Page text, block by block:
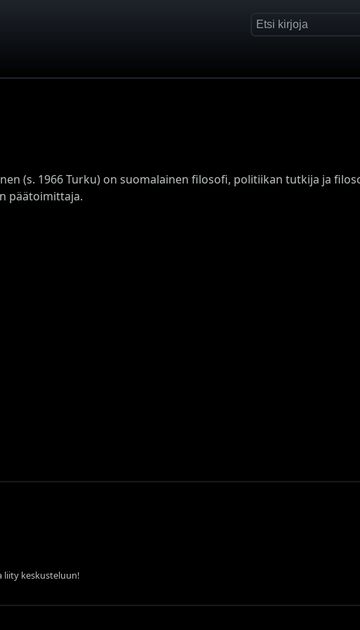
(s. 1966 Turku) on suomalainen filosofi, politiikan tutkija ja
päätoimittaja.
liity keskusteluun!